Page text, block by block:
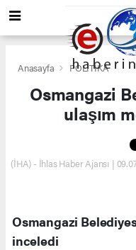
Anasayfa POLİTİKA
Osmangazi
ulaşım
(İHA) - İhlas Haber Ajansı |
Osmangazi
inceledi